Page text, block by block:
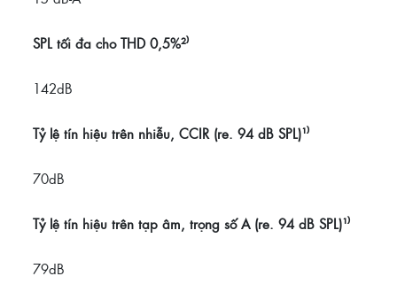
SPL tối đa cho THD 0,5%²⁾
142dB
Tỷ lệ tín hiệu trên nhiễu, CCIR (re. 94 dB SPL)¹⁾
70dB
Tỷ lệ tín hiệu trên tạp âm, trọng số A (re. 94 dB SPL)¹⁾
79dB